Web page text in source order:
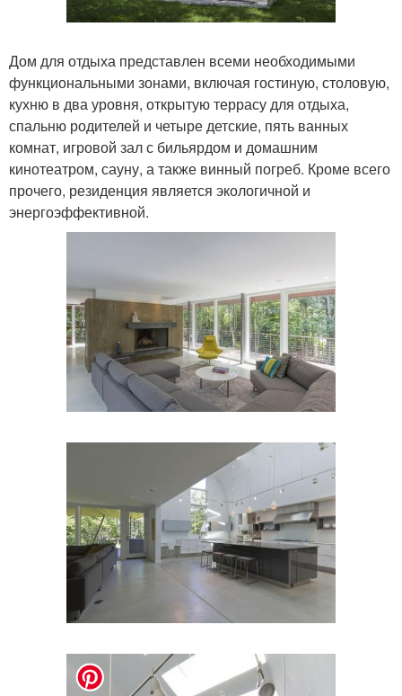
Дом для отдыха представлен всеми необходимыми
функциональными зонами, включая гостиную, столовую,
кухню в два уровня, открытую террасу для отдыха,
спальню родителей и четыре детские, пять ванных
комнат, игровой зал с бильярдом и домашним
кинотеатром, сауну, а также винный погреб. Кроме всего
прочего, резиденция является экологичной и
энергоэффективной.